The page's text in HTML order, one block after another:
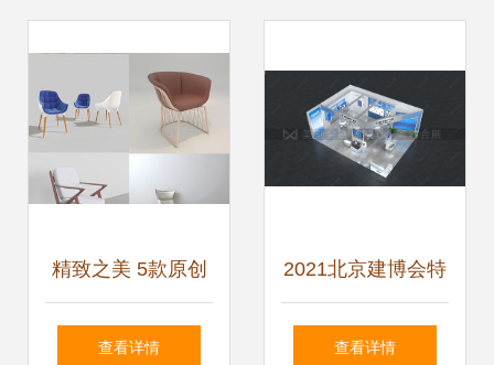
精致之美 5款原创
3ds Max沙发与椅
查看详情
2021北京建博会特
装指定搭建商,设计
查看详情